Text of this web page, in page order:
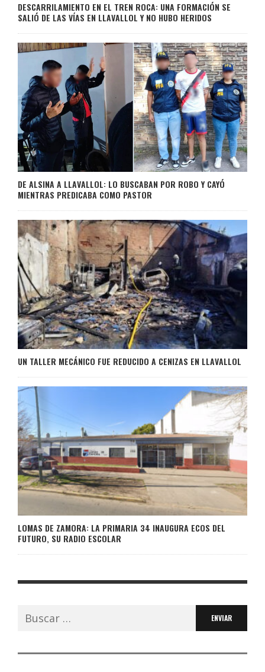
DESCARRILAMIENTO EN EL TREN ROCA: UNA FORMACIÓN SE
SALIÓ DE LAS VÍAS EN LLAVALLOL Y NO HUBO HERIDOS
DE ALSINA A LLAVALLOL: LO BUSCABAN POR ROBO Y CAYÓ
MIENTRAS PREDICABA COMO PASTOR
UN TALLER MECÁNICO FUE REDUCIDO A CENIZAS EN LLAVALLOL
LOMAS DE ZAMORA: LA PRIMARIA 34 INAUGURA ECOS DEL
FUTURO, SU RADIO ESCOLAR
Buscar: